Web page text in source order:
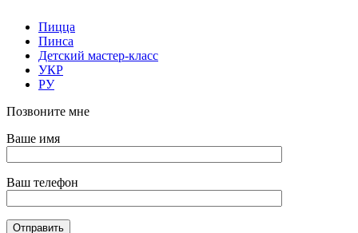
Пицца
Пинса
Детский мастер-класс
УКР
РУ
Позвоните мне
Ваше имя
Ваш телефон